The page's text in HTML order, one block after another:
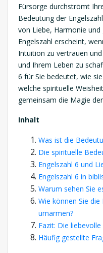
Fürsorge durchströmt
Bedeutung der
von Liebe, Harmonie
Engelszahl erscheint,
Intuition zu vertrauen
und Ihrem Leben zu
6 für Sie bedeutet, wie
welche spirituelle
gemeinsam die Magie
Inhalt
Was ist die
Die spirituelle
Engelszahl 6 und
Engelszahl 6 in
Warum sehen Sie
Wie können Sie die
umarmen?
Fazit: Die
Häufig gestellte